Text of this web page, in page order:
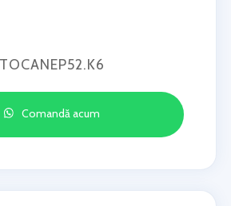
TOCANEP52.K6
Comandă acum